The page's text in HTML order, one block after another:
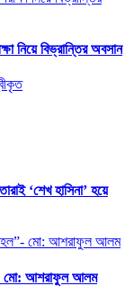
নিয়ে বিভ্রান্তির অবসান
‘শেখ হাসিনা’ হয়ে
মো: আশরাফুল আলম